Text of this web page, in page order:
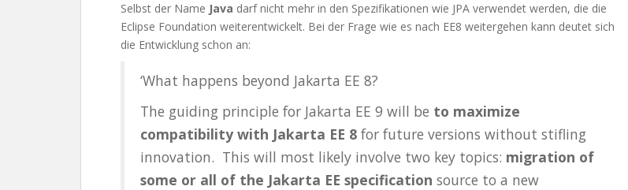
Selbst der Name Java darf nicht mehr in den Spezifikationen wie JPA verwendet werden, die die
Eclipse Foundation weiterentwickelt. Bei der Frage wie es nach EE8 weitergehen kann deutet sich
die Entwicklung schon an:
‘What happens beyond Jakarta EE 8?
The guiding principle for Jakarta EE 9 will be to maximize
compatibility with Jakarta EE 8 for future versions without stifling
innovation. This will most likely involve two key topics: migration of
some or all of the Jakarta EE specification source to a new